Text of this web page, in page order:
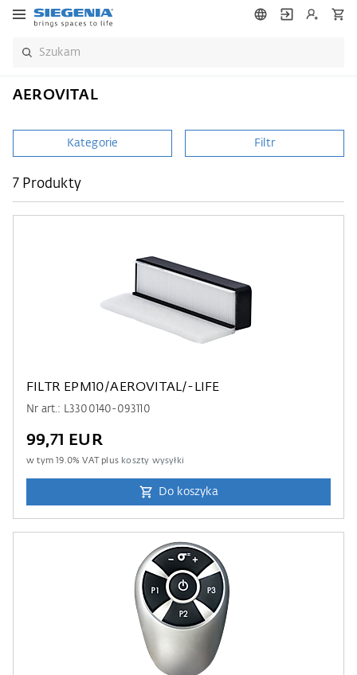
AEROVITAL
Kategorie Filtr
7 Produkty
FILTR EPM10/AEROVITAL/-LIFE
Nr art.: L3300140-093110
99,71 EUR
w tym19.0% VAT plus koszty wysyłki
Do koszyka